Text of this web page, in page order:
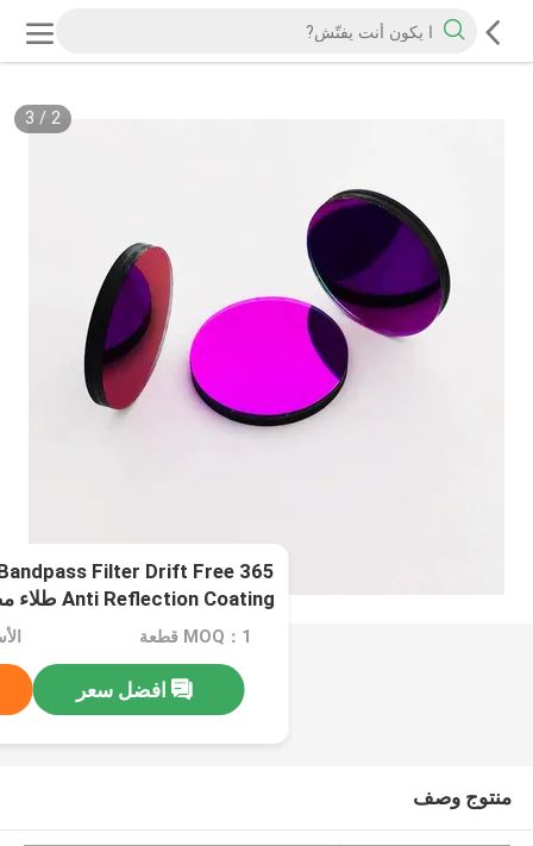
2
/
3
Bandpass Filter Drift Free
Anti Reflection Coating طلاء مضاد للانعكاسات
MOQ：1 قطعة
افضل سعر
منتوج وصف